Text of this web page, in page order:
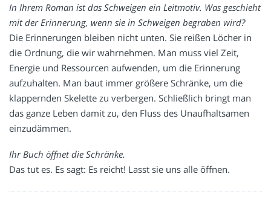
In Ihrem Roman ist das Schweigen ein Leitmotiv. Was geschieht
mit der Erinnerung, wenn sie in Schweigen begraben wird?
Die Erinnerungen bleiben nicht unten. Sie reißen Löcher in
die Ordnung, die wir wahrnehmen. Man muss viel Zeit,
Energie und Ressourcen aufwenden, um die Erinnerung
aufzuhalten. Man baut immer größere Schränke, um die
klappernden Skelette zu verbergen. Schließlich bringt man
das ganze Leben damit zu, den Fluss des Unaufhaltsamen
einzudämmen.
Ihr Buch öffnet die Schränke.
Das tut es. Es sagt: Es reicht! Lasst sie uns alle öffnen.